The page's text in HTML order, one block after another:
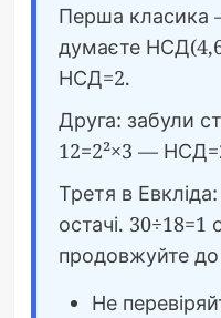
Перша класика
думаєте
НСД=2.
Друга: забули
12=2²×3 —
Третя в
остачі. 30÷18=1
продовжуйте
Не